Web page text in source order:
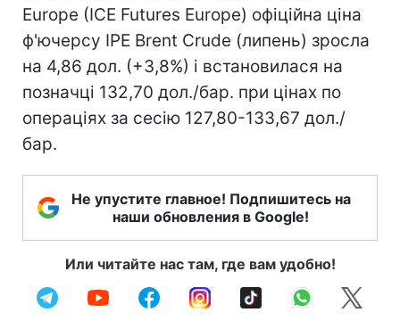
Europe (IСE Futures Europe) офіційна ціна
ф'ючерсу IPE Brent Crude (липень) зросла
на 4,86 дол. (+3,8%) і встановилася на
позначці 132,70 дол./бар. при цінах по
операціях за сесію 127,80-133,67 дол./
бар.
Не упустите главное! Подпишитесь на
наши обновления в Google!
Или читайте нас там, где вам удобно!